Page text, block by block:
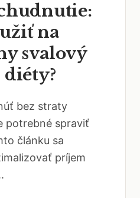
na
svalový
diéty?
bez straty
potrebné spraviť
článku sa
príjem